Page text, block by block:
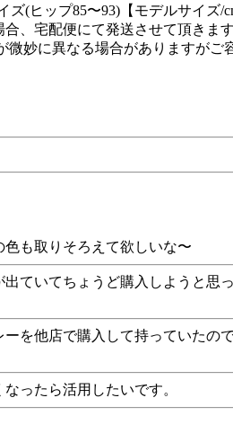
(ヒップ85〜93)【モデルサイズ
、宅配便にて発送させて頂き
妙に異なる場合がありますがご
も取りそろえて欲しいな〜
ていてちょうど購入しようと
を他店で購入して持っていた
ったら活用したいです。